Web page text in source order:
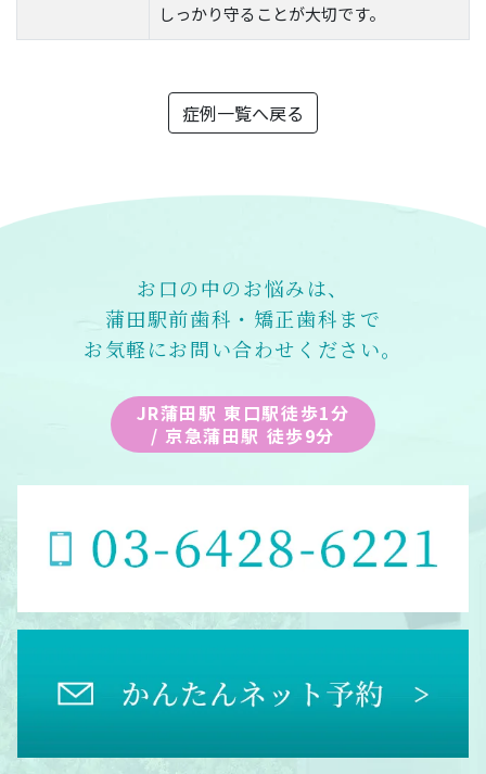
しっかり守ることが大切です。
症例一覧へ戻る
お口の中のお悩みは、
蒲田駅前歯科・矯正歯科まで
お気軽にお問い合わせください。
JR蒲田駅 東口駅徒歩1分
/ 京急蒲田駅 徒歩9分